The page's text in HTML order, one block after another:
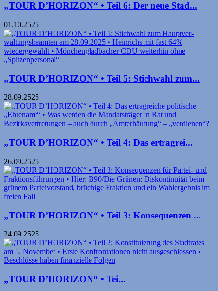
„TOUR D’HORIZON“ • Teil 6: Der neue Stad...
01.10.2525
„TOUR D’HORIZON“ • Teil 5: Stichwahl zum...
28.09.2525
„TOUR D’HORIZON“ • Teil 4: Das ertragrei...
26.09.2525
„TOUR D’HORIZON“ • Teil 3: Konsequenzen ...
24.09.2525
„TOUR D’HORIZON“ • Tei...